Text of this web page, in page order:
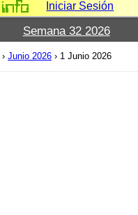
Iniciar Sesión
Semana 32 2026
›Junio 2026 › 1 Junio 2026